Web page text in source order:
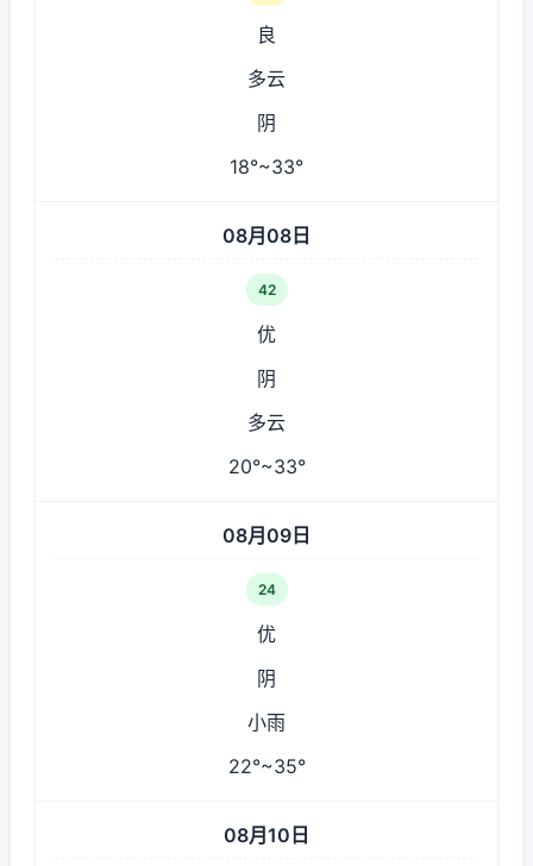
良
多云
阴
18°~33°
08月08日
42
优
阴
多云
20°~33°
08月09日
24
优
阴
小雨
22°~35°
08月10日